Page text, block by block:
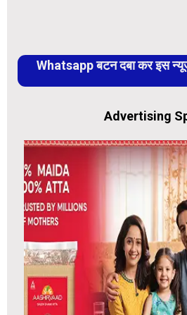
Whatsapp बटन दबा कर इस
Advertising